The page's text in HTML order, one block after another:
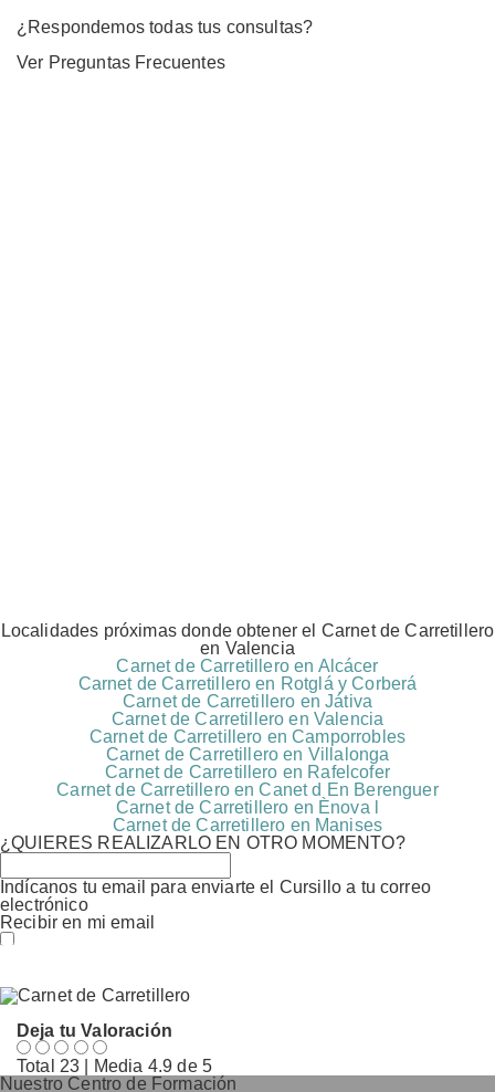
¿Respondemos todas tus consultas?
Ver Preguntas Frecuentes
Localidades próximas donde obtener el Carnet de Carretillero
en Valencia
Carnet de Carretillero en Alcácer
Carnet de Carretillero en Rotglá y Corberá
Carnet de Carretillero en Játiva
Carnet de Carretillero en Valencia
Carnet de Carretillero en Camporrobles
Carnet de Carretillero en Villalonga
Carnet de Carretillero en Rafelcofer
Carnet de Carretillero en Canet d En Berenguer
Carnet de Carretillero en Ènova l
Carnet de Carretillero en Manises
¿QUIERES REALIZARLO EN OTRO MOMENTO?
Indícanos tu email para enviarte el Cursillo a tu correo
electrónico
Recibir en mi email
Deja tu Valoración
Total 23 | Media 4.9 de 5
Nuestro Centro de Formación